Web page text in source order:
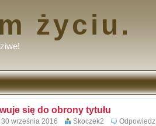
życiu.
się do obrony tytułu
30 września 2016 Skoczek2 Odpowiedz